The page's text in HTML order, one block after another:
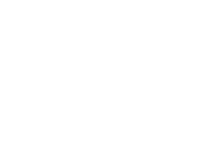
розглянемо, зокрема,